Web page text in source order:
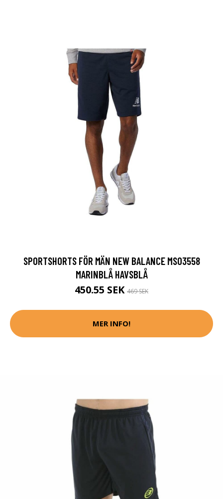
SPORTSHORTS FÖR MÄN NEW BALANCE MS03558
MARINBLÅ HAVSBLÅ
450.55 SEK 469 SEK
MER INFO!